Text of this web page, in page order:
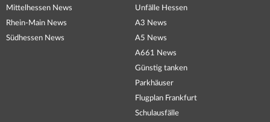
Mittelhessen News
Rhein-Main News
Südhessen News
Unfälle Hessen
A3 News
A5 News
A661 News
Günstig tanken
Parkhäuser
Flugplan Frankfurt
Schulausfälle